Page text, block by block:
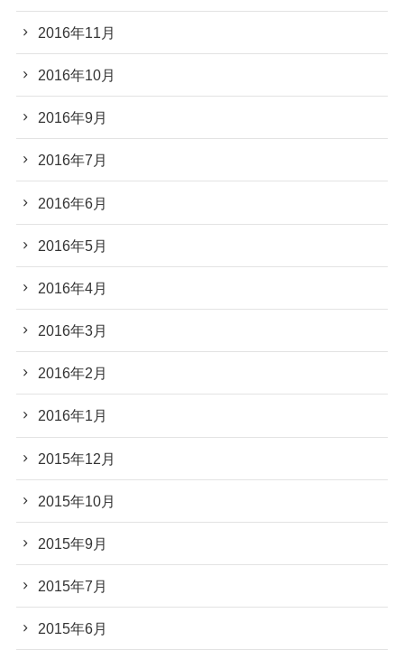
2016年11月
2016年10月
2016年9月
2016年7月
2016年6月
2016年5月
2016年4月
2016年3月
2016年2月
2016年1月
2015年12月
2015年10月
2015年9月
2015年7月
2015年6月